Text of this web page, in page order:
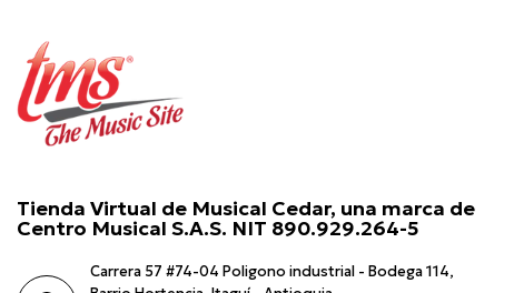
Tienda Virtual de Musical Cedar, una marca de
Centro Musical S.A.S. NIT 890.929.264-5
Carrera 57 #74-04 Poligono industrial - Bodega 114,